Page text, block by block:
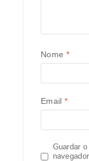
Nome *
Email *
Guardar